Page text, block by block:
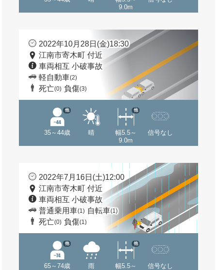
9.0m
2022年10月28日(金)18:30
江南市寄木町 付近
車両相互 小破事故
軽自動車(2)
死亡(0) 負傷(3)
35～44歳
他
晴
幅5.5～
9.0m
他
信号なし
2022年7月16日(土)12:00
江南市寄木町 付近
車両相互 小破事故
普通乗用車(1) 自転車(1)
死亡(0) 負傷(1)
65～74歳
他
雨
幅5.5～
他
信号なし